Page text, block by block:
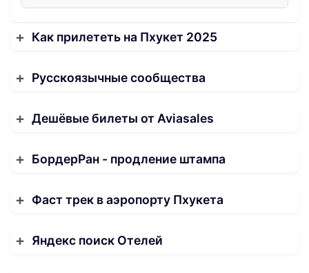
Как прилететь на Пхукет 2025
Русскоязычные сообщества
Дешёвые билеты от Aviasales
БордерРан - продление штампа
Фаст трек в аэропорту Пхукета
Яндекс поиск Отелей